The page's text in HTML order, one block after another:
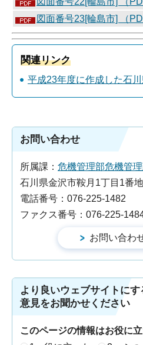
図面番号23[輪島市] （
関連リンク
平成23年度に作成した石
お問い合わせ
所属課： 危機管理部危機管
石川県金沢市鞍月1丁目1番地
電話番号：076-225-1482
ファクス番号：076-225-
より良いウェブサイトに
意見をお聞かせください
このページの情報はお役に